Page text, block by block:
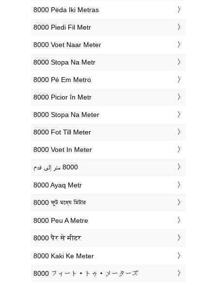
‎8000 Pėda Iki Metras
‎8000 Piedi Fil Metr
‎8000 Voet Naar Meter
‎8000 Stopa Na Metr
‎8000 Pé Em Metro
‎8000 Picior în Metr
‎8000 Stopa Na Meter
‎8000 Fot Till Meter
‎8000 Voet In Meter
‎8000 Ayaq Metr
‎8000 ফুট মধ্যে মিটার
‎8000 Peu A Metre
‎8000 पैर से मीटर
‎8000 Kaki Ke Meter
‎8000 フィート・トゥ・メーターズ